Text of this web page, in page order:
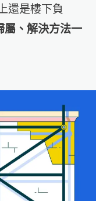
還是樓下負
屬、解決方法一